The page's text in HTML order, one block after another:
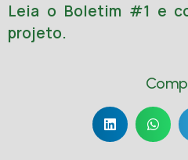
Leia o Boletim #1 e
projeto.